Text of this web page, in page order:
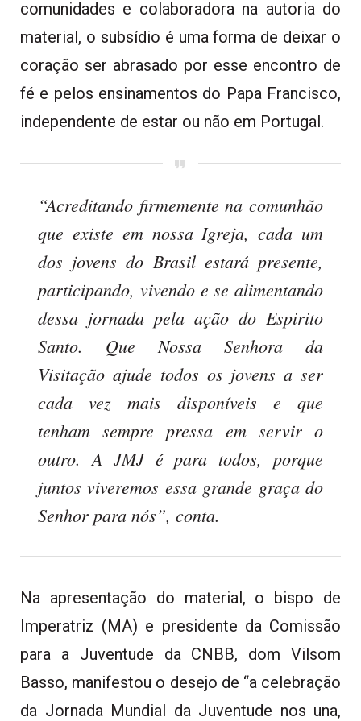
comunidades e colaboradora na autoria do
material, o subsídio é uma forma de deixar o
coração ser abrasado por esse encontro de
fé e pelos ensinamentos do Papa Francisco,
independente de estar ou não em Portugal.
“Acreditando firmemente na comunhão
que existe em nossa Igreja, cada um
dos jovens do Brasil estará presente,
participando, vivendo e se alimentando
dessa jornada pela ação do Espirito
Santo. Que Nossa Senhora da
Visitação ajude todos os jovens a ser
cada vez mais disponíveis e que
tenham sempre pressa em servir o
outro. A JMJ é para todos, porque
juntos viveremos essa grande graça do
Senhor para nós”, conta.
Na apresentação do material, o bispo de
Imperatriz (MA) e presidente da Comissão
para a Juventude da CNBB, dom Vilsom
Basso, manifestou o desejo de “a celebração
da Jornada Mundial da Juventude nos una,